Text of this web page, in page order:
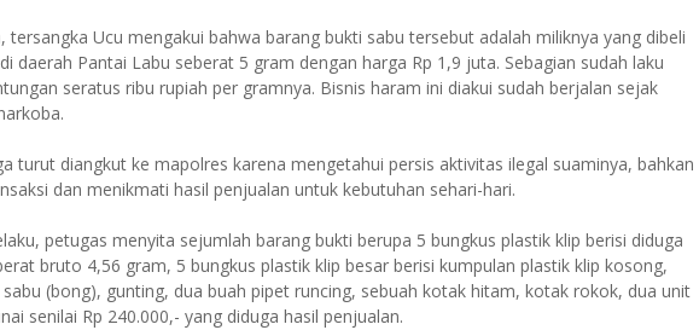
tersangka Ucu mengakui bahwa barang bukti sabu tersebut adalah miliknya yang dibeli
daerah Pantai Labu seberat 5 gram dengan harga Rp 1,9 juta. Sebagian sudah laku
seratus ribu rupiah per gramnya. Bisnis haram ini diakui sudah berjalan sejak
turut diangkut ke mapolres karena mengetahui persis aktivitas ilegal suaminya, bahkan
dan menikmati hasil penjualan untuk kebutuhan sehari-hari.
petugas menyita sejumlah barang bukti berupa 5 bungkus plastik klip berisi diduga
bruto 4,56 gram, 5 bungkus plastik klip besar berisi kumpulan plastik klip kosong,
(bong), gunting, dua buah pipet runcing, sebuah kotak hitam, kotak rokok, dua unit
senilai Rp 240.000,- yang diduga hasil penjualan.